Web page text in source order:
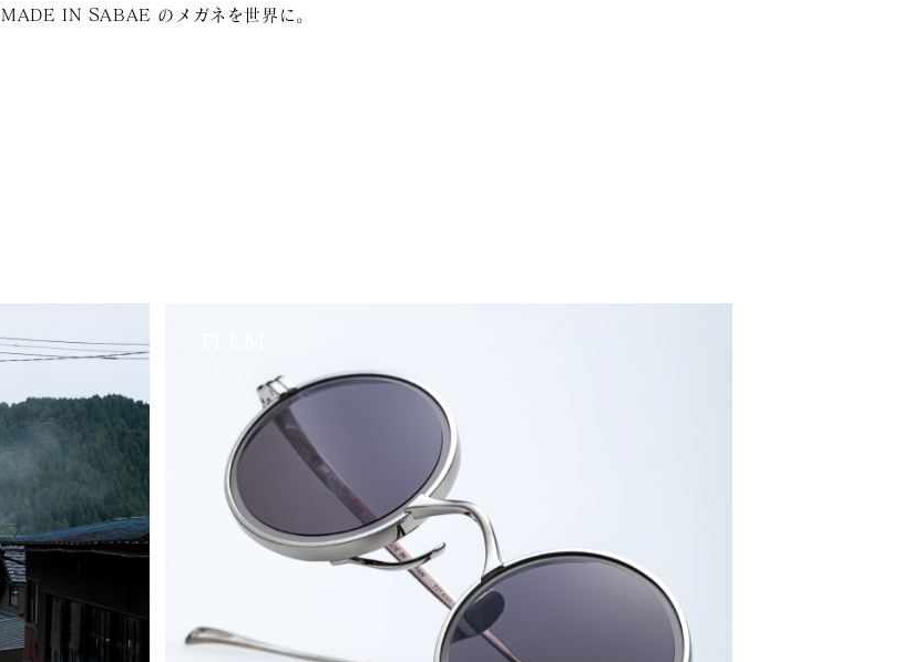
MADE IN SABAE のメガネを世界に。